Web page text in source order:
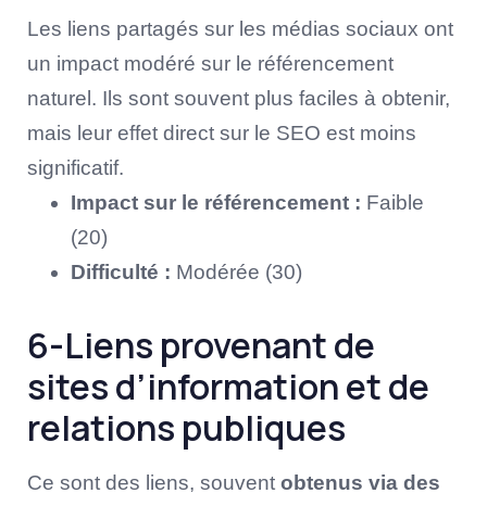
Les liens partagés sur les médias sociaux ont
un impact modéré sur le référencement
naturel. Ils sont souvent plus faciles à obtenir,
mais leur effet direct sur le SEO est moins
significatif.
Impact sur le référencement : Faible
(20)
Difficulté : Modérée (30)
6-Liens provenant de
sites d’information et de
relations publiques
Ce sont des liens, souvent obtenus via des